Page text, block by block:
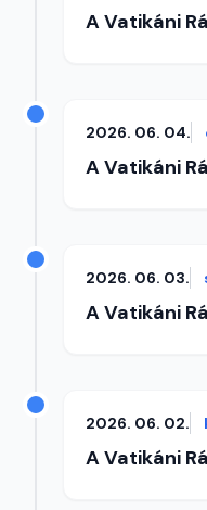
A Vatikáni
2026. 06. 04.
A Vatikáni
2026. 06. 03.
A Vatikáni
2026. 06. 02.
A Vatikáni